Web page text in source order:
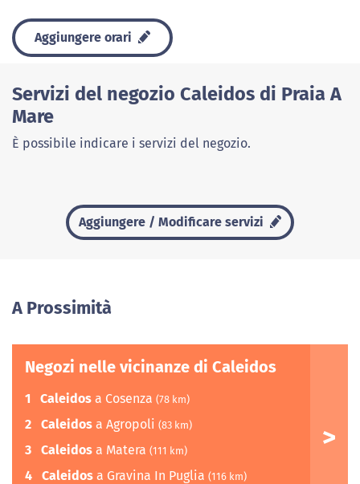
Aggiungere orari
Servizi del negozio Caleidos di Praia A
Mare
È possibile indicare i servizi del negozio.
Aggiungere / Modificare servizi
A Prossimità
Negozi nelle vicinanze di Caleidos
1 Caleidos a Cosenza (78 km)
2 Caleidos a Agropoli (83 km)
3 Caleidos a Matera (111 km)
4 Caleidos a Gravina In Puglia (116 km)